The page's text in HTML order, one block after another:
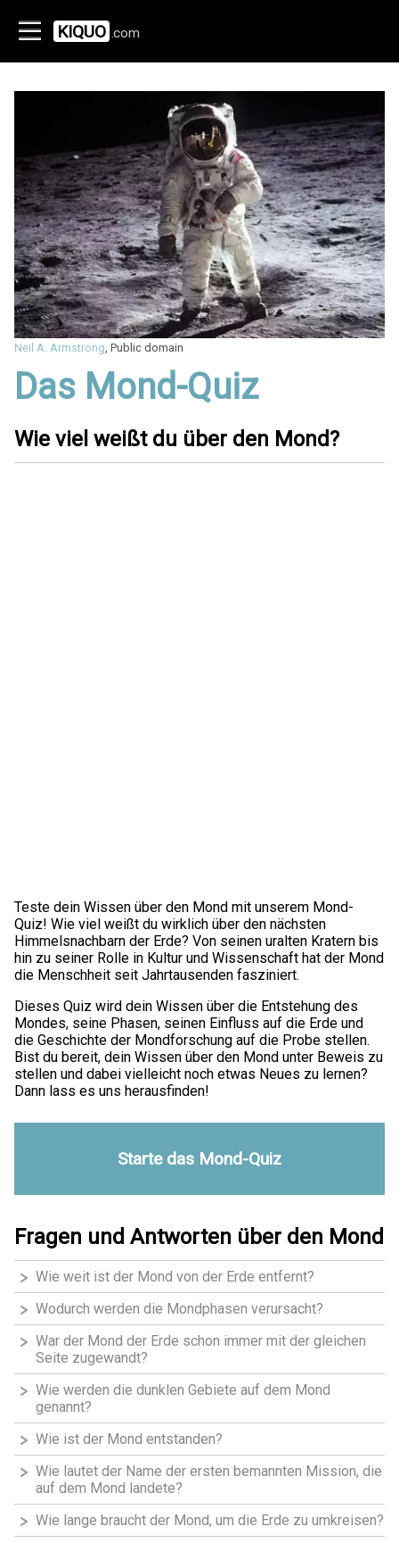
KIQUO .com
Neil A. Armstrong, Public domain
Das Mond-Quiz
Wie viel weißt du über den Mond?
Teste dein Wissen über den Mond mit unserem Mond-
Quiz! Wie viel weißt du wirklich über den nächsten
Himmelsnachbarn der Erde? Von seinen uralten Kratern bis
hin zu seiner Rolle in Kultur und Wissenschaft hat der Mond
die Menschheit seit Jahrtausenden fasziniert.
Dieses Quiz wird dein Wissen über die Entstehung des
Mondes, seine Phasen, seinen Einfluss auf die Erde und
die Geschichte der Mondforschung auf die Probe stellen.
Bist du bereit, dein Wissen über den Mond unter Beweis zu
stellen und dabei vielleicht noch etwas Neues zu lernen?
Dann lass es uns herausfinden!
Starte das Mond-Quiz
Fragen und Antworten über den Mond
Wie weit ist der Mond von der Erde entfernt?
Wodurch werden die Mondphasen verursacht?
War der Mond der Erde schon immer mit der gleichen
Seite zugewandt?
Wie werden die dunklen Gebiete auf dem Mond
genannt?
Wie ist der Mond entstanden?
Wie lautet der Name der ersten bemannten Mission, die
auf dem Mond landete?
Wie lange braucht der Mond, um die Erde zu umkreisen?